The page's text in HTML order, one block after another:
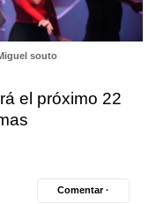
souto
el próximo 22
Comentar ·